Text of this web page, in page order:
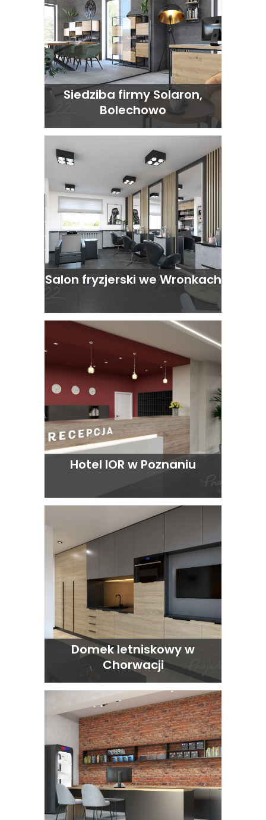
Siedziba firmy Solaron,
Bolechowo
Salon fryzjerski we Wronkach
Hotel IOR w Poznaniu
Domek letniskowy w
Chorwacji